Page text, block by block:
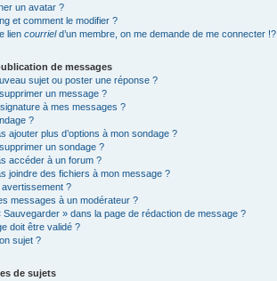
un avatar ?
et comment le modifier ?
lien courrield’un membre, on me demande de me connecter !?
de messages
sujet ou poster une réponse ?
un message ?
à mes messages ?
?
ajouter plus d’options à mon sondage ?
un sondage ?
accéder à un forum ?
joindre des fichiers à mon message ?
?
messages à un modérateur ?
Sauvegarder » dans la page de rédaction de message ?
doit être validé ?
sujet ?
de sujets